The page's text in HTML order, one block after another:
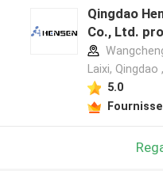
Qingdao
Co., Ltd.
Laixi, Qingdao
5.0